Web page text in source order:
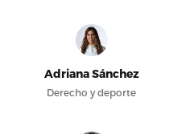
Adriana Sánchez
Derecho y deporte